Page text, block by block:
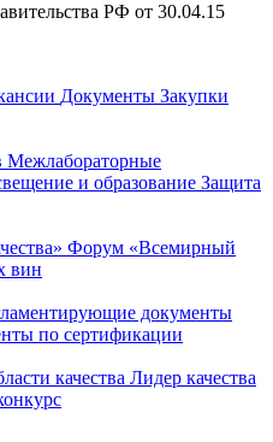
РФ от 30.04.15
Документы Закупки
Межлабораторные
и образование Защита
Форум «Всемирный
вин
документы
по сертификации
качества Лидер качества